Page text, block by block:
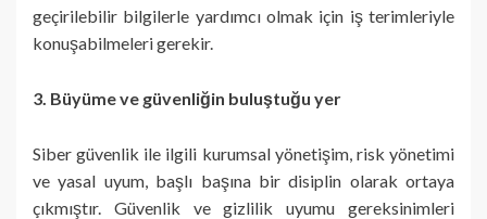
geçirilebilir bilgilerle yardımcı olmak için iş terimleriyle
konuşabilmeleri gerekir.
3. Büyüme ve güvenliğin buluştuğu yer
Siber güvenlik ile ilgili kurumsal yönetişim, risk yönetimi
ve yasal uyum, başlı başına bir disiplin olarak ortaya
çıkmıştır. Güvenlik ve gizlilik uyumu gereksinimleri